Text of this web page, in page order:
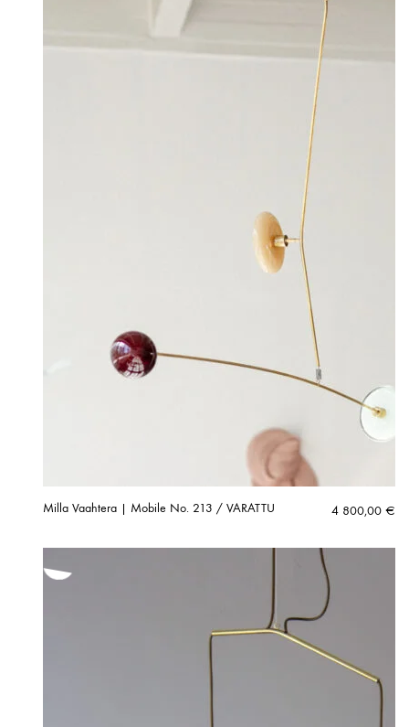
Milla Vaahtera | Mobile No. 213 / VARATTU 4 800,00 €